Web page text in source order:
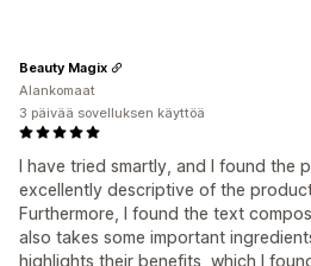
I have tried smartly, and I found
excellently descriptive of the
Furthermore, I found the text
also takes some important
highlights their benefits, which I
Beauty Magix
Alankomaat
3 päivää sovelluksen käyttöä